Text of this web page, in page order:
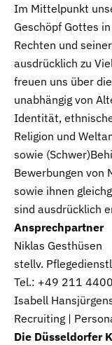
Im Mittelpunkt
Geschöpf Gottes
Rechten und
ausdrücklich zu
freuen uns über
unabhängig von
Identität,
Religion und
sowie
Bewerbungen von
sowie ihnen
sind ausdrücklich
Ansprechpartner
Niklas Gesthüsen
stellv.
Tel.: +49 211
Isabell
Recruiting |
Die Düsseldorfer